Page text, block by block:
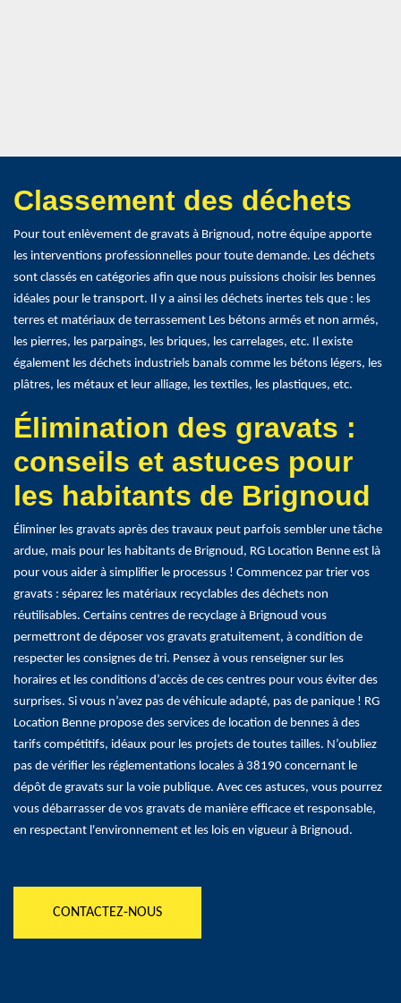
Classement des déchets
Pour tout enlèvement de gravats à Brignoud, notre équipe apporte
les interventions professionnelles pour toute demande. Les déchets
sont classés en catégories afin que nous puissions choisir les bennes
idéales pour le transport. Il y a ainsi les déchets inertes tels que : les
terres et matériaux de terrassement Les bétons armés et non armés,
les pierres, les parpaings, les briques, les carrelages, etc. Il existe
également les déchets industriels banals comme les bétons légers, les
plâtres, les métaux et leur alliage, les textiles, les plastiques, etc.
Élimination des gravats :
conseils et astuces pour
les habitants de Brignoud
Éliminer les gravats après des travaux peut parfois sembler une tâche
ardue, mais pour les habitants de Brignoud, RG Location Benne est là
pour vous aider à simplifier le processus ! Commencez par trier vos
gravats : séparez les matériaux recyclables des déchets non
réutilisables. Certains centres de recyclage à Brignoud vous
permettront de déposer vos gravats gratuitement, à condition de
respecter les consignes de tri. Pensez à vous renseigner sur les
horaires et les conditions d’accès de ces centres pour vous éviter des
surprises. Si vous n’avez pas de véhicule adapté, pas de panique ! RG
Location Benne propose des services de location de bennes à des
tarifs compétitifs, idéaux pour les projets de toutes tailles. N’oubliez
pas de vérifier les réglementations locales à 38190 concernant le
dépôt de gravats sur la voie publique. Avec ces astuces, vous pourrez
vous débarrasser de vos gravats de manière efficace et responsable,
en respectant l'environnement et les lois en vigueur à Brignoud.
CONTACTEZ-NOUS